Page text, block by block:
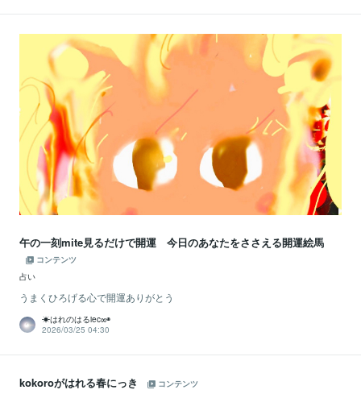
午の一刻mite見るだけで開運 今日のあなたをささえる開運絵馬
コンテンツ
占い
うまくひろげる心で開運ありがとう
☀はれのはるiec∞◉
2026/03/25 04:30
kokoroがはれる春にっき
コンテンツ